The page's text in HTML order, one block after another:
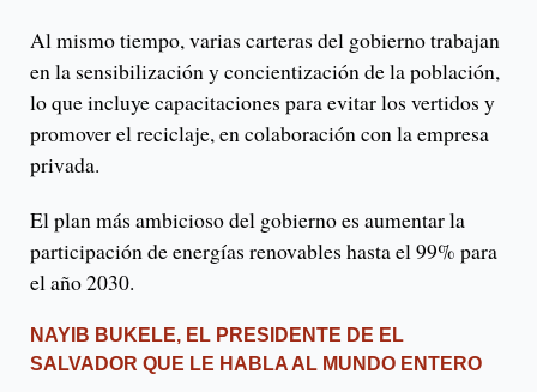
Al mismo tiempo, varias carteras del gobierno trabajan
en la sensibilización y concientización de la población,
lo que incluye capacitaciones para evitar los vertidos y
promover el reciclaje, en colaboración con la empresa
privada.
El plan más ambicioso del gobierno es aumentar la
participación de energías renovables hasta el 99% para
el año 2030.
NAYIB BUKELE, EL PRESIDENTE DE EL
SALVADOR QUE LE HABLA AL MUNDO ENTERO